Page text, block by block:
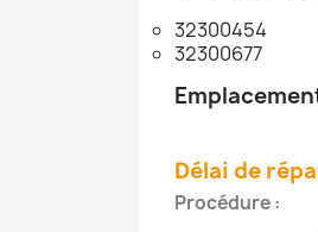
32300454
32300677
Délai de
Procédure :